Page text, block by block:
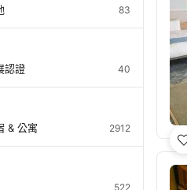
83
認證 40
& 公寓 2912
522